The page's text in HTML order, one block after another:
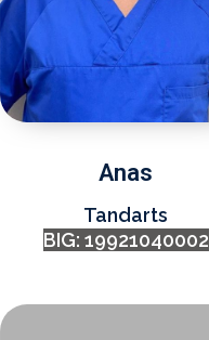
Anas
Tandarts
BIG: 19921040002